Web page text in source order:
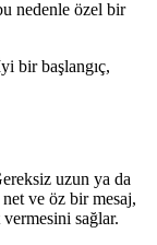
nedenle özel bir
bir başlangıç,
uzun ya da
ve öz bir mesaj,
vermesini sağlar.